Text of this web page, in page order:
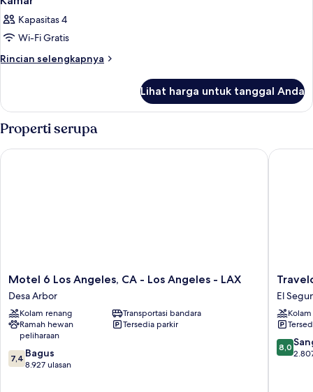
Kapasitas 4
Wi-Fi Gratis
Rincian selengkapnya
Rincian
Kamar
Lihat harga untuk tanggal Anda
Properti serupa
Motel
6
Los
Angeles,
CA
Los
Angeles
Motel 6 Los Angeles, CA - Los Angeles - LAX
Desa Arbor
Kolam renang
Transportasi bandara
Ramah hewan
peliharaan
Tersedia parkir
7.4
dari
7,4 Bagus
8.927 ulasan
Motel 6 Los Angeles, CA - Los Angeles - LAX
by
LAX
El
El
8.0
dari
8,0